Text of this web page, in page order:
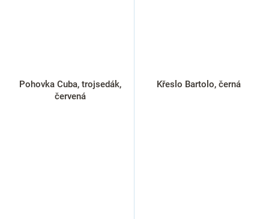
Pohovka Cuba, trojsedák,
červená
Křeslo Bartolo, černá